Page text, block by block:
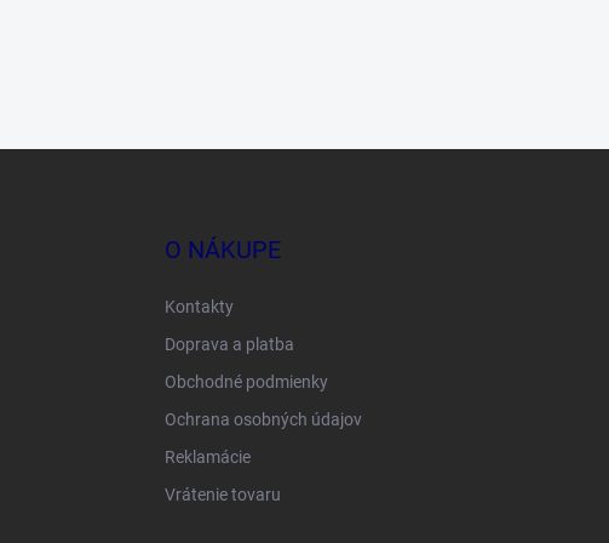
O NÁKUPE
Kontakty
Doprava a platba
Obchodné podmienky
Ochrana osobných údajov
Reklamácie
Vrátenie tovaru